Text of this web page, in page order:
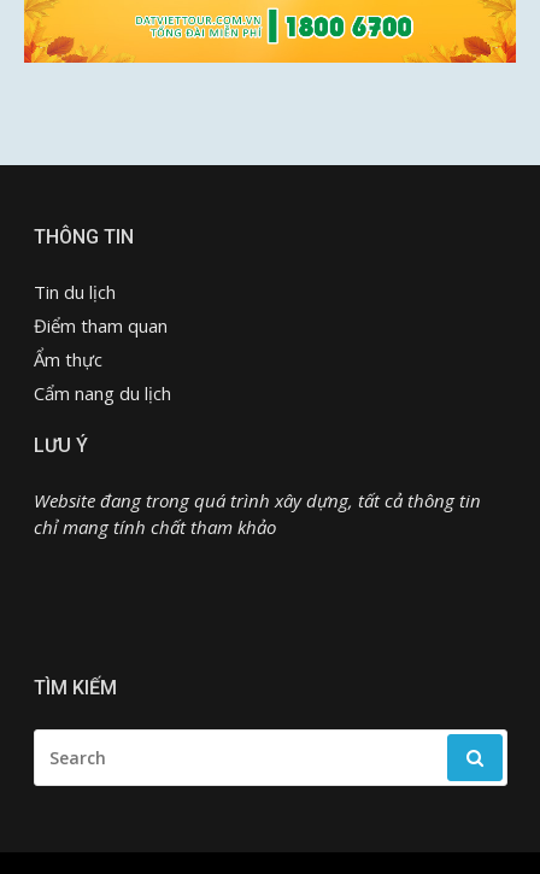
THÔNG TIN
Tin du lịch
Điểm tham quan
Ẩm thực
Cẩm nang du lịch
LƯU Ý
Website đang trong quá trình xây dựng, tất cả thông tin
chỉ mang tính chất tham khảo
TÌM KIẾM
FOR: